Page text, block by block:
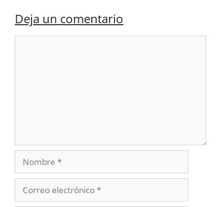
Deja un comentario
electrónico